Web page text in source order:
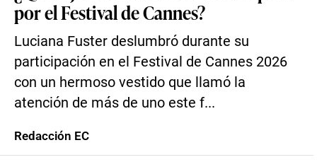
por el Festival de Cannes?
Luciana Fuster deslumbró durante su
participación en el Festival de Cannes 2026
con un hermoso vestido que llamó la
atención de más de uno este f...
Redacción EC